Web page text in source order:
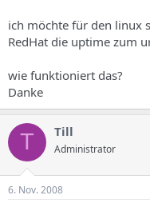
s
T
e
m
d
a
u
ich möchte für den linux
RedHat die uptime zum
wie funktioniert das?
Danke
T Till
Administrator
6. Nov. 2008